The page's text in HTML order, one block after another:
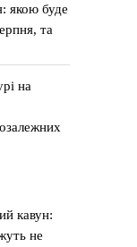
якою буде
та
на
кавун:
не